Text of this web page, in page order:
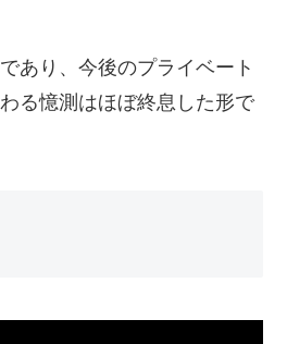
あり、今後のプライベート
る憶測はほぼ終息した形で